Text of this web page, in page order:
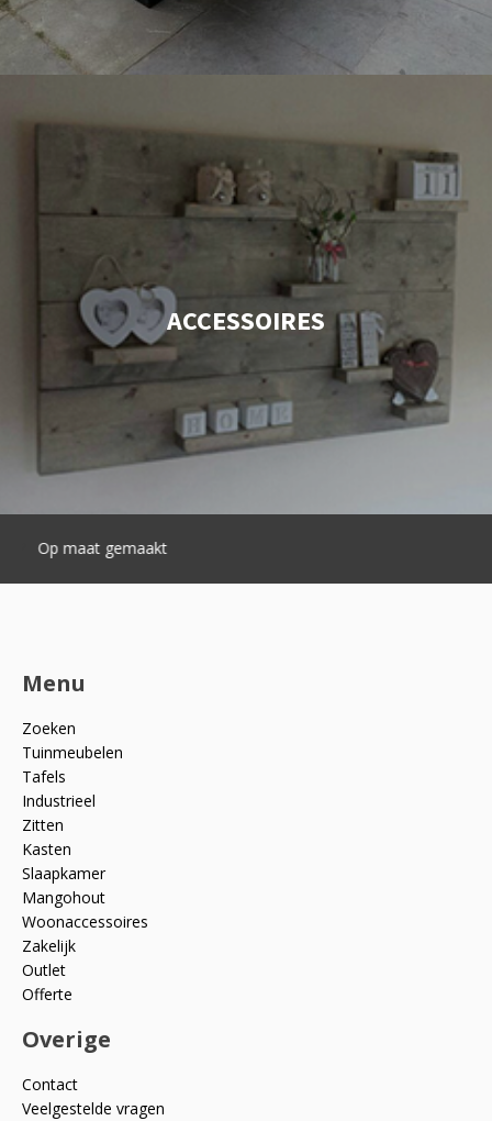
ACCESSOIRES
Menu
Zoeken
Tuinmeubelen
Tafels
Industrieel
Zitten
Kasten
Slaapkamer
Mangohout
Woonaccessoires
Zakelijk
Outlet
Offerte
Overige
Contact
Veelgestelde vragen